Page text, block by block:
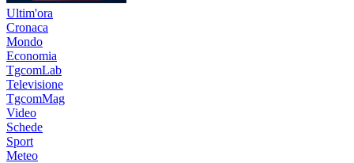
Ultim'ora
Cronaca
Mondo
Economia
TgcomLab
Televisione
TgcomMag
Video
Schede
Sport
Meteo